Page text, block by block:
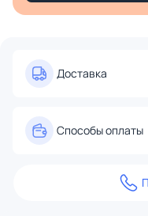
Доставка
Способы оплаты